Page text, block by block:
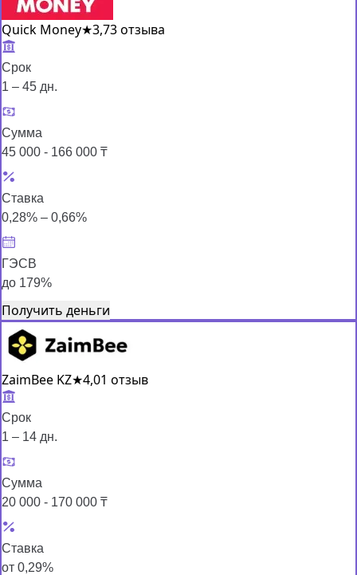
Quick Money★3,73 отзыва
Срок
1 – 45 дн.
Сумма
45 000 - 166 000 ₸
Ставка
0,28% – 0,66%
ГЭСВ
до 179%
Получить деньги
ZaimBee KZ★4,01 отзыв
Срок
1 – 14 дн.
Сумма
20 000 - 170 000 ₸
Ставка
от 0,29%